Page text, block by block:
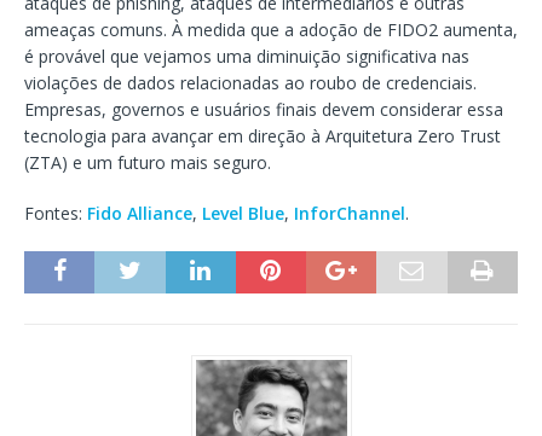
ameaças comuns. À medida que a adoção de FIDO2 aumenta,
é provável que vejamos uma diminuição significativa nas
violações de dados relacionadas ao roubo de credenciais.
Empresas, governos e usuários finais devem considerar essa
tecnologia para avançar em direção à Arquitetura Zero Trust
(ZTA) e um futuro mais seguro.
Fontes: Fido Alliance, Level Blue, InforChannel.